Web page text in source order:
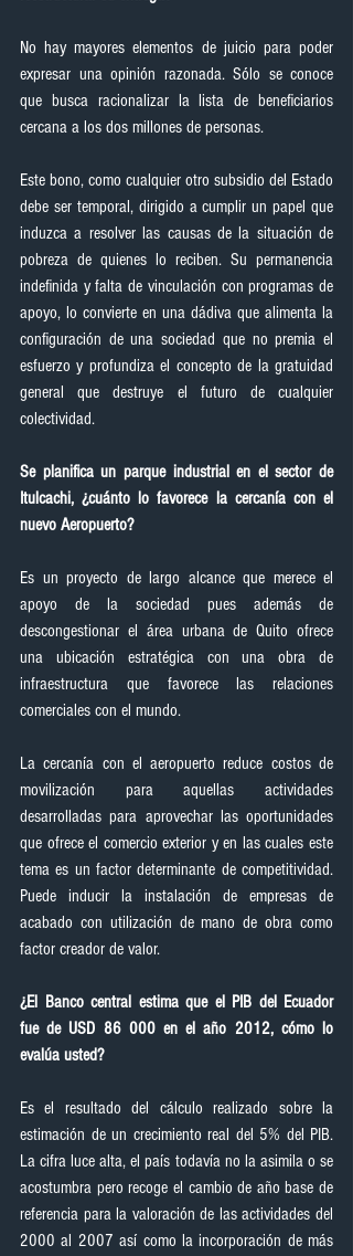
No hay mayores elementos de juicio para poder
expresar una opinión razonada. Sólo se conoce
que busca racionalizar la lista de beneficiarios
cercana a los dos millones de personas.
Este bono, como cualquier otro subsidio del Estado
debe ser temporal, dirigido a cumplir un papel que
induzca a resolver las causas de la situación de
pobreza de quienes lo reciben. Su permanencia
indefinida y falta de vinculación con programas de
apoyo, lo convierte en una dádiva que alimenta la
configuración de una sociedad que no premia el
esfuerzo y profundiza el concepto de la gratuidad
general que destruye el futuro de cualquier
colectividad.
Se planifica un parque industrial en el sector de
Itulcachi, ¿cuánto lo favorece la cercanía con el
nuevo Aeropuerto?
Es un proyecto de largo alcance que merece el
apoyo de la sociedad pues además de
descongestionar el área urbana de Quito ofrece
una ubicación estratégica con una obra de
infraestructura que favorece las relaciones
comerciales con el mundo.
La cercanía con el aeropuerto reduce costos de
movilización para aquellas actividades
desarrolladas para aprovechar las oportunidades
que ofrece el comercio exterior y en las cuales este
tema es un factor determinante de competitividad.
Puede inducir la instalación de empresas de
acabado con utilización de mano de obra como
factor creador de valor.
¿El Banco central estima que el PIB del Ecuador
fue de USD 86 000 en el año 2012, cómo lo
evalúa usted?
Es el resultado del cálculo realizado sobre la
estimación de un crecimiento real del 5% del PIB.
La cifra luce alta, el país todavía no la asimila o se
acostumbra pero recoge el cambio de año base de
referencia para la valoración de las actividades del
2000 al 2007 así como la incorporación de más